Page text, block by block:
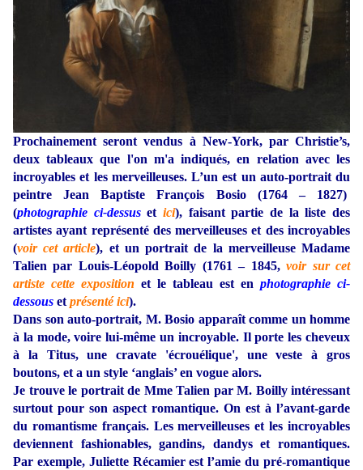
Prochainement seront vendus à New-York, par Christie’s,
deux tableaux que l'on m'a indiqués, en relation avec les
incroyables et les merveilleuses. L’un est un auto-portrait du
peintre Jean Baptiste François Bosio (1764 – 1827)
(photographie ci-dessusetici), faisant partie de la liste des
artistes ayant représenté des merveilleuses et des incroyables
(voir cet article), et un portrait de la merveilleuse Madame
Talien par Louis-Léopold Boilly (1761 – 1845,voir sur cet
artiste cette exposition et le tableau est en photographie ci-
dessous et présenté ici).
Dans son auto-portrait, M. Bosio apparaît comme un homme
à la mode, voire lui-même un incroyable. Il porte les cheveux
à la Titus, une cravate 'écrouélique', une veste à gros
boutons, et a un style ‘anglais’ en vogue alors.
Je trouve le portrait de Mme Talien par M. Boilly intéressant
surtout pour son aspect romantique. On est à l’avant-garde
du romantisme français. Les merveilleuses et les incroyables
deviennent fashionables, gandins, dandys et romantiques.
Par exemple, Juliette Récamier est l’amie du pré-romantique